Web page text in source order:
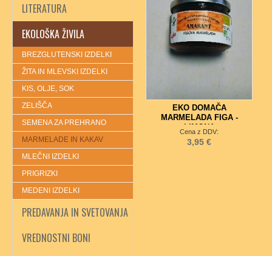
LITERATURA
EKOLOŠKA ŽIVILA
BREZGLUTENSKI IZDELKI
ŽITA IN MLEVSKI IZDELKI
KIS, OLJE, SOK
ZELIŠČA
SEMENA ZA PREHRANO
MARMELADE IN KAKAV
MLEČNI IZDELKI
PRIGRIZKI
MEDENI IZDELKI
PREDAVANJA IN SVETOVANJA
VREDNOSTNI BONI
EKO DOMAČA
MARMELADA FIGA -
LIMONA
Cena z DDV:
3,95 €